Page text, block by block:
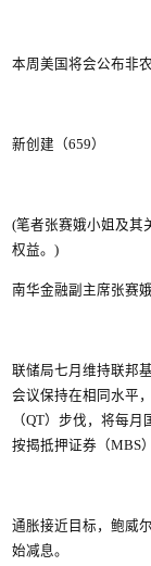
本周美国将会公布非
新创建（659）
(笔者张赛娥小姐及其
权益。)
南华金融副主席张赛
联储局七月维持联邦
会议保持在相同水平
（QT）步伐，将每
按揭抵押证券（MBS
通胀接近目标，鲍威
始减息。